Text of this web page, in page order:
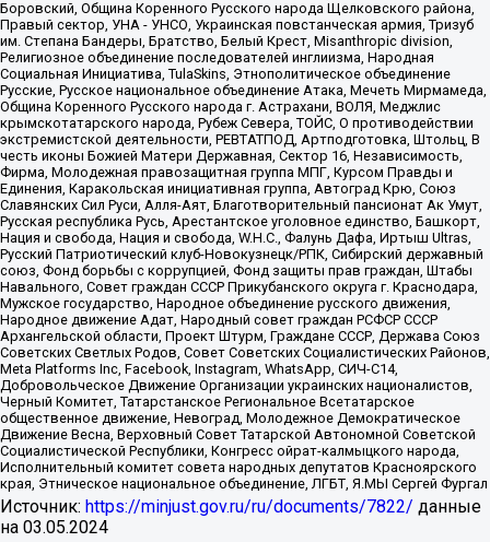
Боровский, Община Коренного Русского народа Щелковского района,
Правый сектор, УНА - УНСО, Украинская повстанческая армия, Тризуб
им. Степана Бандеры, Братство, Белый Крест, Misanthropic division,
Религиозное объединение последователей инглиизма, Народная
Социальная Инициатива, TulaSkins, Этнополитическое объединение
Русские, Русское национальное объединение Атака, Мечеть Мирмамеда,
Община Коренного Русского народа г. Астрахани, ВОЛЯ, Меджлис
крымскотатарского народа, Рубеж Севера, ТОЙС, О противодействии
экстремистской деятельности, РЕВТАТПОД, Артподготовка, Штольц, В
честь иконы Божией Матери Державная, Сектор 16, Независимость,
Фирма, Молодежная правозащитная группа МПГ, Курсом Правды и
Единения, Каракольская инициативная группа, Автоград Крю, Союз
Славянских Сил Руси, Алля-Аят, Благотворительный пансионат Ак Умут,
Русская республика Русь, Арестантское уголовное единство, Башкорт,
Нация и свобода, Нация и свобода, W.H.С., Фалунь Дафа, Иртыш Ultras,
Русский Патриотический клуб-Новокузнецк/РПК, Сибирский державный
союз, Фонд борьбы с коррупцией, Фонд защиты прав граждан, Штабы
Навального, Совет граждан СССР Прикубанского округа г. Краснодара,
Мужское государство, Народное объединение русского движения,
Народное движение Адат, Народный совет граждан РСФСР СССР
Архангельской области, Проект Штурм, Граждане СССР, Держава Союз
Советских Светлых Родов, Совет Советских Социалистических Районов,
Meta Platforms Inc, Facebook, Instagram, WhatsApp, СИЧ-С14,
Добровольческое Движение Организации украинских националистов,
Черный Комитет, Татарстанское Региональное Всетатарское
общественное движение, Невоград, Молодежное Демократическое
Движение Весна, Верховный Совет Татарской Автономной Советской
Социалистической Республики, Конгресс ойрат-калмыцкого народа,
Исполнительный комитет совета народных депутатов Красноярского
края, Этническое национальное объединение, ЛГБТ, Я.МЫ Сергей Фургал
Источник: https://minjust.gov.ru/ru/documents/7822/ данные
на 03.05.2024